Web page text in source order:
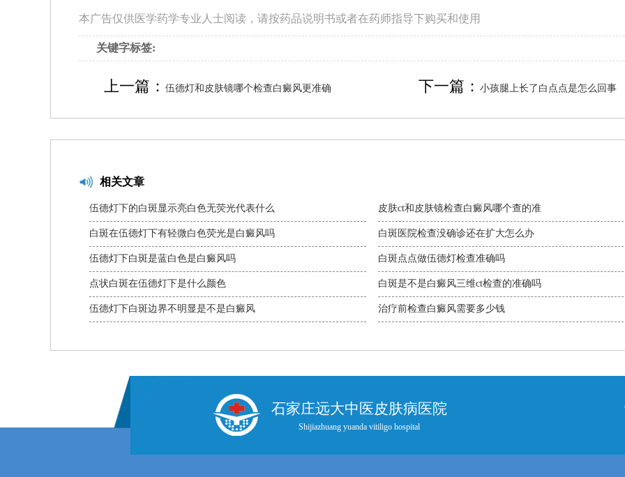
本广告仅供医学药学专业人士阅读，请按药品说明书或者在药师指导下购买和使用
关键字标签:
上一篇： 伍德灯和皮肤镜哪个检查白癜风更准确 下一篇：小孩腿上长了白点点是怎么回事
相关文章
伍德灯下的白斑显示亮白色无荧光代表什么
白斑在伍德灯下有轻微白色荧光是白癜风吗
伍德灯下白斑是蓝白色是白癜风吗
点状白斑在伍德灯下是什么颜色
伍德灯下白斑边界不明显是不是白癜风
皮肤ct和皮肤镜检查白癜风哪个查的准
白斑医院检查没确诊还在扩大怎么办
白斑点点做伍德灯检查准确吗
白斑是不是白癜风三维ct检查的准确吗
治疗前检查白癜风需要多少钱
石家庄远大中医皮肤病医院
Shijiazhuang yuanda vitiligo hospital